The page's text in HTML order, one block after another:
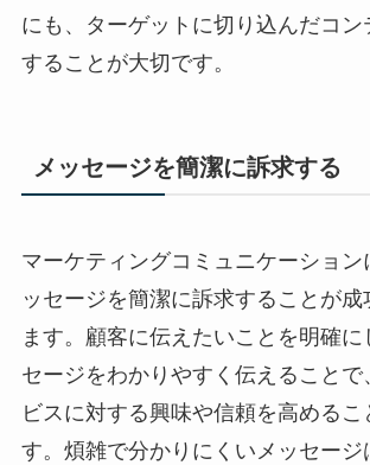
にも、ターゲットに切り込んだコン
することが大切です。
メッセージを簡潔に訴求する
マーケティングコミュニケーション
ッセージを簡潔に訴求することが成
ます。顧客に伝えたいことを明確に
セージをわかりやすく伝えることで
ビスに対する興味や信頼を高めるこ
す。煩雑で分かりにくいメッセージ